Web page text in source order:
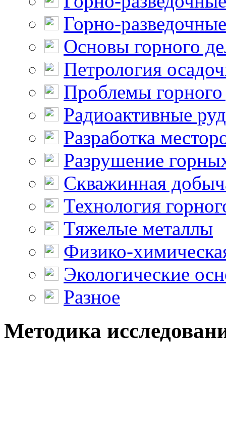
Горно-
Основы горного
Петрология
Проблемы горного
Радиоактивные
Разработка
Разрушение
Скважинная
Технология
Тяжелые металлы
Физико-
Экологические
Разное
Методика